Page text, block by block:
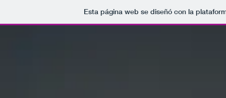
Esta página web se diseñó con la